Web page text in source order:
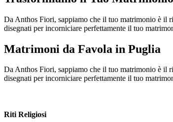
Da Anthos Fiori, sappiamo che il tuo matrimonio è il
disegnati per incorniciare perfettamente il tuo
Matrimoni da Favola in Puglia
Da Anthos Fiori, sappiamo che il tuo matrimonio è il
disegnati per incorniciare perfettamente il tuo
Riti Religiosi